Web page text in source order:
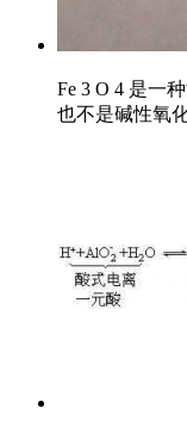
Fe 3 O 4 是一
也不是碱性氧